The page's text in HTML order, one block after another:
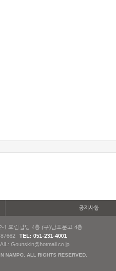
공지사항
1 호림빌딩 4층 (구)남포문고 4층
TEL: 051-231-4001
Gounskin@hotmail.co.jp
NAMPO. ALL RIGHTS RESERVED.